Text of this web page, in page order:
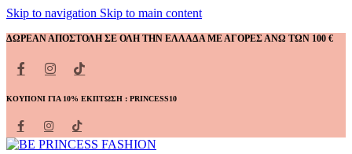
Skip to navigation Skip to main content
ΔΩΡΕΑΝ ΑΠΟΣΤΟΛΗ ΣΕ ΟΛΗ ΤΗΝ ΕΛΛΑΔΑ ΜΕ ΑΓΟΡΕΣ ΑΝΩ ΤΩΝ 100 €
ΚΟΥΠΟΝΙ ΓΙΑ 10% ΕΚΠΤΩΣΗ : PRINCESS10